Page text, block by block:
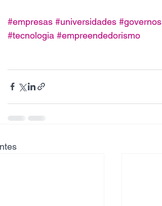
#empresas #universidades #governos
#tecnologia #empreendedorismo